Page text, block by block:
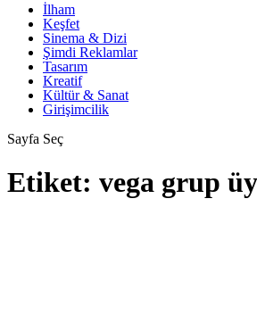
İlham
Keşfet
Sinema & Dizi
Şimdi Reklamlar
Tasarım
Kreatif
Kültür & Sanat
Girişimcilik
Sayfa Seç
Etiket: vega grup